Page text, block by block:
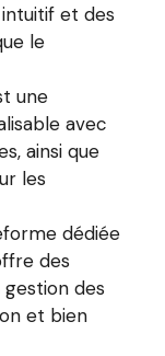
et des
le
une
avec
ainsi que
les
dédiée
des
des
et bien